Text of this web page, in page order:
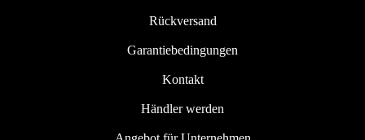
Rückversand
Garantiebedingungen
Kontakt
Händler werden